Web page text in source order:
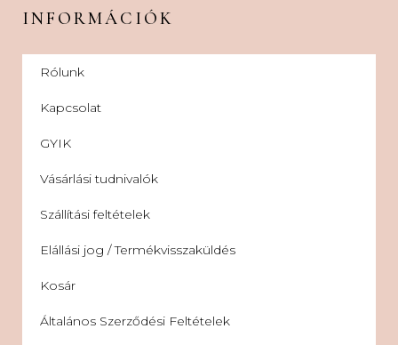
INFORMÁCIÓK
Rólunk
Kapcsolat
GYIK
Vásárlási tudnivalók
Szállítási feltételek
Elállási jog / Termékvisszaküldés
Kosár
Általános Szerződési Feltételek